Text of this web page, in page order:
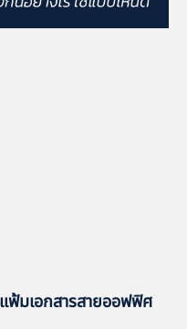
ฟ้มเอกสารสายออฟฟิศ